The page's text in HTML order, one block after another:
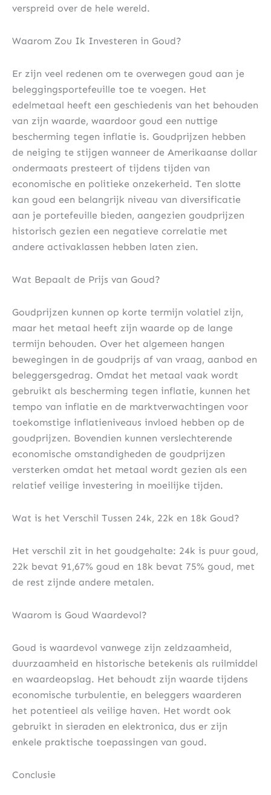
verspreid over de hele wereld.
Waarom Zou Ik Investeren in Goud?
Er zijn veel redenen om te overwegen goud aan je
beleggingsportefeuille toe te voegen. Het
edelmetaal heeft een geschiedenis van het behouden
van zijn waarde, waardoor goud een nuttige
bescherming tegen inflatie is. Goudprijzen hebben
de neiging te stijgen wanneer de Amerikaanse dollar
ondermaats presteert of tijdens tijden van
economische en politieke onzekerheid. Ten slotte
kan goud een belangrijk niveau van diversificatie
aan je portefeuille bieden, aangezien goudprijzen
historisch gezien een negatieve correlatie met
andere activaklassen hebben laten zien.
Wat Bepaalt de Prijs van Goud?
Goudprijzen kunnen op korte termijn volatiel zijn,
maar het metaal heeft zijn waarde op de lange
termijn behouden. Over het algemeen hangen
bewegingen in de goudprijs af van vraag, aanbod en
beleggersgedrag. Omdat het metaal vaak wordt
gebruikt als bescherming tegen inflatie, kunnen het
tempo van inflatie en de marktverwachtingen voor
toekomstige inflatieniveaus invloed hebben op de
goudprijzen. Bovendien kunnen verslechterende
economische omstandigheden de goudprijzen
versterken omdat het metaal wordt gezien als een
relatief veilige investering in moeilijke tijden.
Wat is het Verschil Tussen 24k, 22k en 18k Goud?
Het verschil zit in het goudgehalte: 24k is puur goud,
22k bevat 91,67% goud en 18k bevat 75% goud, met
de rest zijnde andere metalen.
Waarom is Goud Waardevol?
Goud is waardevol vanwege zijn zeldzaamheid,
duurzaamheid en historische betekenis als ruilmiddel
en waardeopslag. Het behoudt zijn waarde tijdens
economische turbulentie, en beleggers waarderen
het potentieel als veilige haven. Het wordt ook
gebruikt in sieraden en elektronica, dus er zijn
enkele praktische toepassingen van goud.
Conclusie